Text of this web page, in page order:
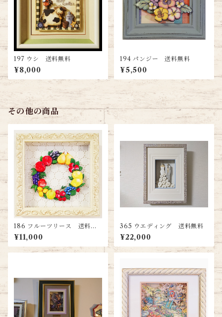
197 ウシ 送料無料
¥8,000
194 パンジー 送料無料
¥5,500
その他の商品
186 フルーツリース 送料無
料
¥11,000
365 ウエディング 送料無料
¥22,000